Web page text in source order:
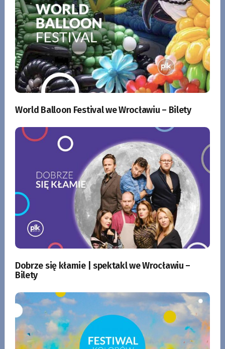
World Balloon Festival we Wrocławiu – Bilety
Dobrze się kłamie | spektakl we Wrocławiu –
Bilety